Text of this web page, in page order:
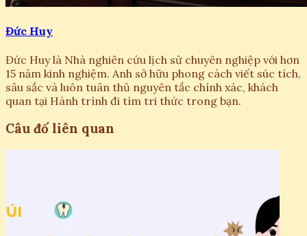
Đức Huy
Đức Huy là Nhà nghiên cứu lịch sử chuyên nghiệp với hơn
15 năm kinh nghiệm. Anh sở hữu phong cách viết súc tích,
sâu sắc và luôn tuân thủ nguyên tắc chính xác, khách
quan tại Hành trình đi tìm tri thức trong bạn.
Câu đố liên quan